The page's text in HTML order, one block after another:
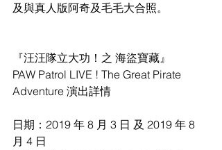
及與真人版阿奇及毛毛大合照。
『汪汪隊立大功！之 海盜寶藏』
PAW Patrol LIVE ! The Great Pirate
Adventure 演出詳情
日期：2019 年 8 月 3 日 及 2019 年 8
月 4 日